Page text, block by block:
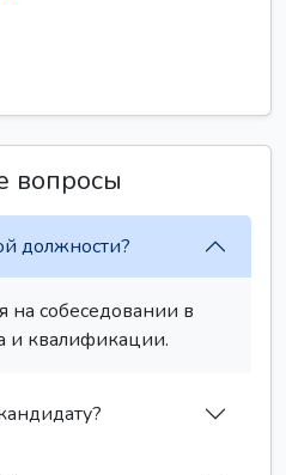
вопросы
должности?
на собеседовании в
и квалификации.